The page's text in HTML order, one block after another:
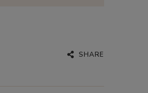
SHARE